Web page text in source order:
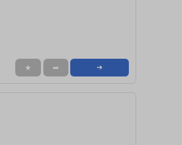
★ ➦ ➜